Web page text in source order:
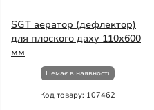
SGT аератор (дефлектор)
для плоского даху 110х600
мм
Немає в наявності
Код товару: 107462